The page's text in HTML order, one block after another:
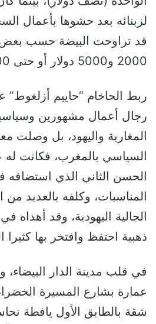
لزبنائه بعد حشوها بأعمال
قد تراوحت البيضة حسب بعض
2000 و5000 دولار أو حتى 10000 دولار أحيانا.
ربط الحاخام “حاييم أزلغوط”
رجال أعمال مشهورين
المغاربة واليهود، بل وصلت
السياسي بالمغرب، فكانت له
الحسن الثاني الذي استضافه
المناسبات، وكلفه بالعديد
الجالية اليهودية، وقد أهداه
ذهبية احتفظ وافتخر بها كثيرا
في قلب مدينة الدار
عمارة بشارع المسيرة
شقة بالطابق الأول يافطة